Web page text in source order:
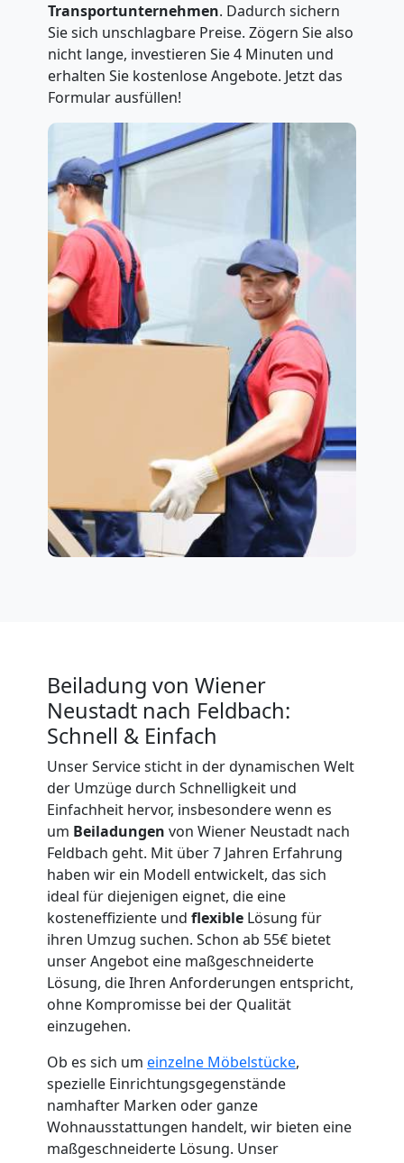
Transportunternehmen. Dadurch sichern
Sie sich unschlagbare Preise. Zögern Sie also
nicht lange, investieren Sie 4 Minuten und
erhalten Sie kostenlose Angebote. Jetzt das
Formular ausfüllen!
Beiladung von Wiener
Neustadt nach Feldbach:
Schnell & Einfach
Unser Service sticht in der dynamischen Welt
der Umzüge durch Schnelligkeit und
Einfachheit hervor, insbesondere wenn es
um Beiladungen von Wiener Neustadt nach
Feldbach geht. Mit über 7 Jahren Erfahrung
haben wir ein Modell entwickelt, das sich
ideal für diejenigen eignet, die eine
kosteneffiziente und flexible Lösung für
ihren Umzug suchen. Schon ab 55€ bietet
unser Angebot eine maßgeschneiderte
Lösung, die Ihren Anforderungen entspricht,
ohne Kompromisse bei der Qualität
einzugehen.
Ob es sich um einzelne Möbelstücke,
spezielle Einrichtungsgegenstände
namhafter Marken oder ganze
Wohnausstattungen handelt, wir bieten eine
maßgeschneiderte Lösung. Unser
Umzugshelfer
Wiener
Neustadt
Möbeltaxi
Wiener
Neustadt